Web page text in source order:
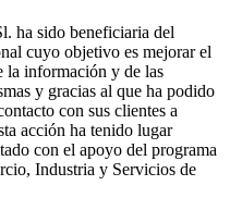
ha sido beneficiaria del
cuyo objetivo es mejorar el
la información y de las
y gracias al que ha podido
con sus clientes a
acción ha tenido lugar
con el apoyo del programa
Industria y Servicios de